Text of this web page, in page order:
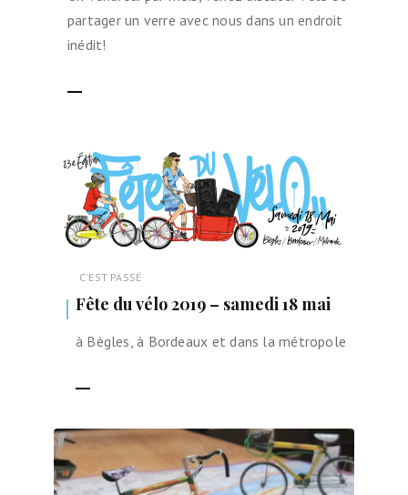
partager un verre avec nous dans un endroit
inédit!
C'EST PASSÉ
Fête du vélo 2019 – samedi 18 mai
à Bègles, à Bordeaux et dans la métropole